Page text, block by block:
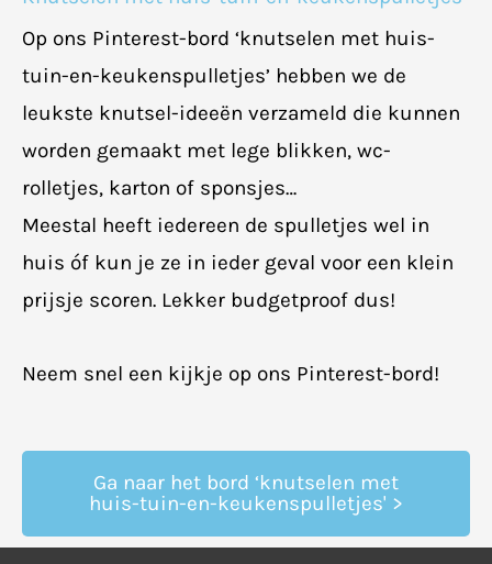
Op ons Pinterest-bord ‘knutselen met huis-
tuin-en-keukenspulletjes’ hebben we de
leukste knutsel-ideeën verzameld die kunnen
worden gemaakt met lege blikken, wc-
rolletjes, karton of sponsjes…
Meestal heeft iedereen de spulletjes wel in
huis óf kun je ze in ieder geval voor een klein
prijsje scoren. Lekker budgetproof dus!
Neem snel een kijkje op ons Pinterest-bord!
Ga naar het bord ‘knutselen met
huis-tuin-en-keukenspulletjes' >